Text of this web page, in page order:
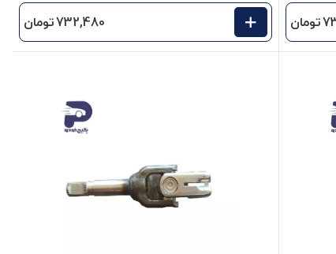
تومان 732,480تومان